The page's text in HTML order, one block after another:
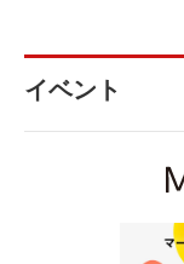
イベント